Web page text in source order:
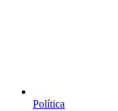
Política